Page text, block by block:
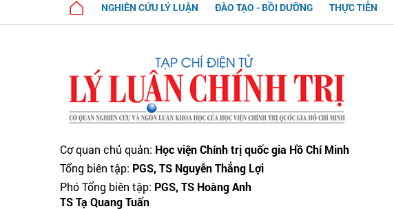
NGHIÊN CỨU LÝ LUẬN ĐÀO TẠO - BỒI DƯỠNG THỰC TIỄN
Cơ quan chủ quản: Học viện Chính trị quốc gia Hồ Chí Minh
Tổng biên tập: PGS, TS Nguyễn Thắng Lợi
Phó Tổng biên tập: PGS, TS Hoàng Anh
TS Tạ Quang Tuấn